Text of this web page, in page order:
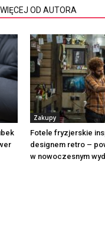
WIĘCEJ OD AUTORA
Zakupy
Fotele fryzjerskie
designem retro –
w nowoczesnym